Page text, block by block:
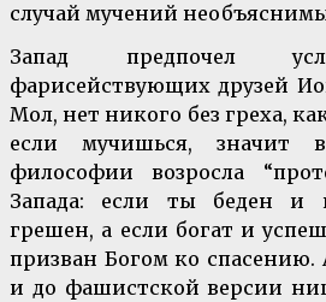
случай мучений
Запад предпочел
фарисействующих друзей
Мол, нет никого без греха,
если мучишься, значит
философии возросла
Запада: если ты беден и
грешен, а если богат и
призван Богом ко спасению.
и до фашистской версии